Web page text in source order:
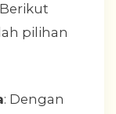
pilihan
: Dengan